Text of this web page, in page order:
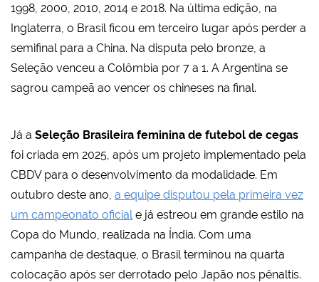
1998, 2000, 2010, 2014 e 2018. Na última edição, na
Inglaterra, o Brasil ficou em terceiro lugar após perder a
semifinal para a China. Na disputa pelo bronze, a
Seleção venceu a Colômbia por 7 a 1. A Argentina se
sagrou campeã ao vencer os chineses na final.
Já a Seleção Brasileira feminina de futebol de cegas
foi criada em 2025, após um projeto implementado pela
CBDV para o desenvolvimento da modalidade. Em
outubro deste ano, a equipe disputou pela primeira vez
um campeonato oficiale já estreou em grande estilo na
Copa do Mundo, realizada na Índia. Com uma
campanha de destaque, o Brasil terminou na quarta
colocação após ser derrotado pelo Japão nos pênaltis.